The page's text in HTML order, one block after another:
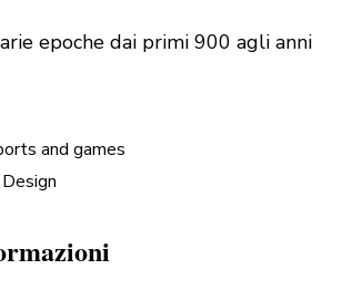
epoche dai primi 900 agli anni
and games